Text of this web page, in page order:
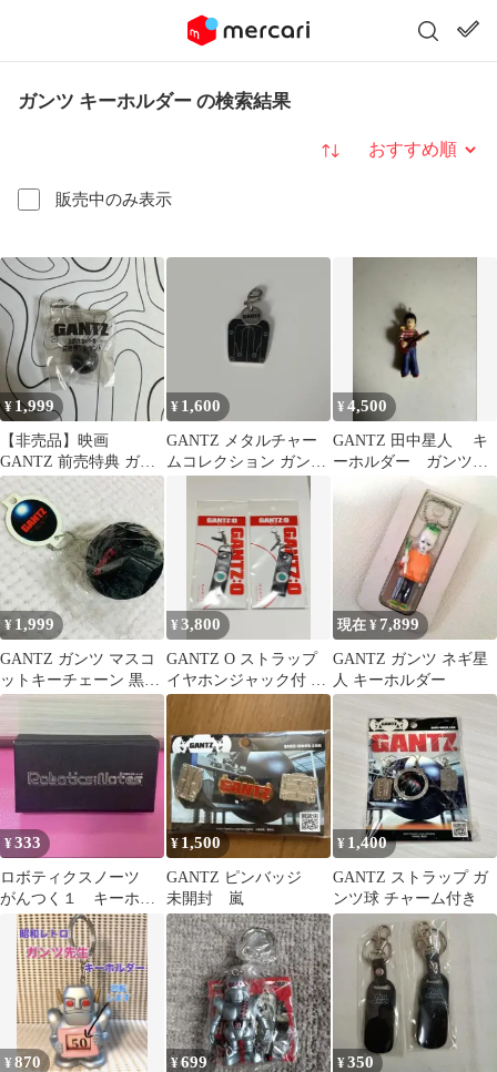
ガンツ キーホルダー の検索結果
販売中のみ表示
並び替え
¥ 1,999
【非売品】映画
GANTZ 前売特典 ガン
ツ球 GANTZ球 ストラ
ップ
¥ 1,600
GANTZ メタルチャー
ムコレクション ガンツ
¥4,500
GANTZ 田中星人 キ
ーホルダー ガンツ
¥ 1,999
GANTZ ガンツ マスコ
ットキーチェーン 黒い
球 紙タグ付き
¥3,800
GANTZ O ストラップ
イヤホンジャック付 2
個セット ガンツ O
現在 ¥7,899
GANTZ ガンツ ネギ星
人 キーホルダー
¥333
ロボティクスノーツ
がんつく１ キーホル
ダー
¥ 1,500
GANTZ ピンバッジ
未開封 嵐
¥ 1,400
GANTZ ストラップ ガ
ンツ球 チャーム付き
¥870 ¥699 ¥350